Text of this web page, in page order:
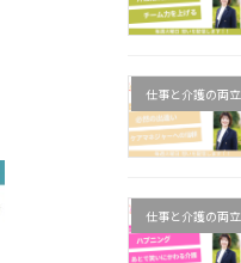
仕事と介護の両立
仕事と介護の両立